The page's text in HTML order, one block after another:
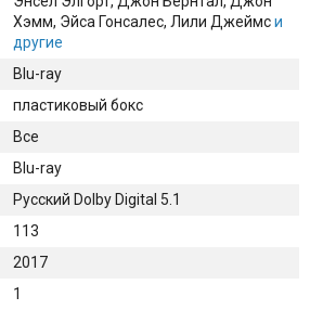
Хэмм, Эйса Гонсалес, Лили Джеймси
другие
Blu-ray
пластиковый бокс
Все
Blu-ray
Русский Dolby Digital 5.1
113
2017
1